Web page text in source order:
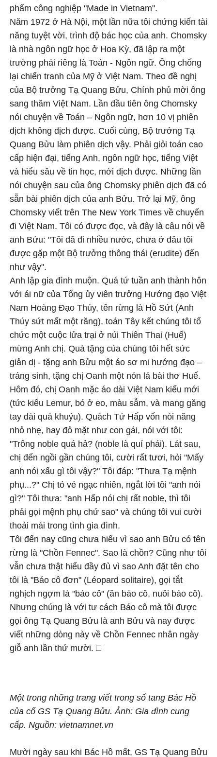
phẩm công nghiệp "Made in Vietnam".
Năm 1972 ở Hà Nội, một lần nữa tôi chứng kiến tài
năng tuyệt vời, trình độ bác học của anh. Chomsky
là nhà ngôn ngữ học ở Hoa Kỳ, đã lập ra một
trường phái riêng là Toán - Ngôn ngữ. Ông chống
lại chiến tranh của Mỹ ở Việt Nam. Theo đề nghị
của Bộ trưởng Tạ Quang Bửu, Chính phủ mời ông
sang thăm Việt Nam. Lần đầu tiên ông Chomsky
nói chuyện về Toán – Ngôn ngữ, hơn 10 vị phiên
dịch không dịch được. Cuối cùng, Bộ trưởng Tạ
Quang Bửu làm phiên dịch vậy. Phải giỏi toán cao
cấp hiện đại, tiếng Anh, ngôn ngữ học, tiếng Việt
và hiểu sâu về tin học, mới dịch được. Những lần
nói chuyện sau của ông Chomsky phiên dịch đã có
sẵn bài phiên dịch của anh Bửu. Trở lại Mỹ, ông
Chomsky viết trên The New York Times về chuyến
đi Việt Nam. Tôi có được đọc, và đây là câu nói về
anh Bửu: "Tôi đã đi nhiều nước, chưa ở đâu tôi
được gặp một Bộ trưởng thông thái (erudite) đến
như vậy".
Anh lập gia đình muộn. Quá tứ tuần anh thành hôn
với ái nữ của Tổng ủy viên trưởng Hướng đạo Việt
Nam Hoàng Đạo Thúy, tên rừng là Hồ Sứt (Anh
Thúy sứt mất một răng), toán Tây kết chúng tôi tổ
chức một cuộc lửa trại ở núi Thiên Thai (Huế)
mừng Anh chị. Quà tặng của chúng tôi hết sức
giản dị - tặng anh Bửu một áo sơ mi hướng đạo –
tráng sinh, tặng chị Oanh một nón lá bài thơ Huế.
Hôm đó, chị Oanh mặc áo dài Việt Nam kiểu mới
(tức kiểu Lemur, bó ở eo, màu sẫm, và mang găng
tay dài quá khuỷu). Quách Tử Hấp vốn nói năng
nhỏ nhẹ, hay đỏ mặt như con gái, nói với tôi:
"Trông noble quá hả? (noble là quí phái). Lát sau,
chị đến ngồi gần chúng tôi, cười rất tươi, hỏi "Mấy
anh nói xấu gì tôi vậy?" Tôi đáp: "Thưa Tạ mệnh
phụ...?" Chị tỏ vẻ ngạc nhiên, ngắt lời tôi "anh nói
gì?" Tôi thưa: "anh Hấp nói chị rất noble, thì tôi
phải gọi mệnh phụ chứ sao" và chúng tôi vui cười
thoải mái trong tình gia đình.
Tôi đến nay cũng chưa hiểu vì sao anh Bửu có tên
rừng là "Chồn Fennec". Sao là chồn? Cũng như tôi
vẫn chưa thật hiểu đầy đủ vì sao Anh đặt tên cho
tôi là "Báo cô đơn" (Léopard solitaire), gọi tắt
nghịch ngợm là "báo cô" (ăn báo cô, nuôi báo cô).
Nhưng chúng là với tư cách Báo cô mà tôi được
gọi ông Tạ Quang Bửu là anh Bửu và nay được
viết những dòng này về Chồn Fennec nhân ngày
giỗ anh lần thứ mười. □
Một trong những trang viết trong sổ tang Bác Hồ
của cố GS Tạ Quang Bửu. Ảnh: Gia đình cung
cấp. Nguồn: vietnamnet.vn
Mười ngày sau khi Bác Hồ mất, GS Tạ Quang Bửu